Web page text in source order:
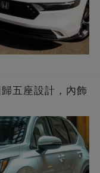
五座設計，內飾